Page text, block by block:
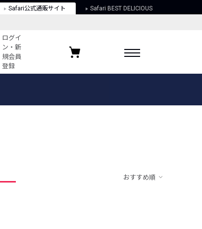
Safari公式通販サイト Safari BEST DELICIOUS
ログイ
ン・新
規会員
登録
お気に入りブランド
おすすめ順